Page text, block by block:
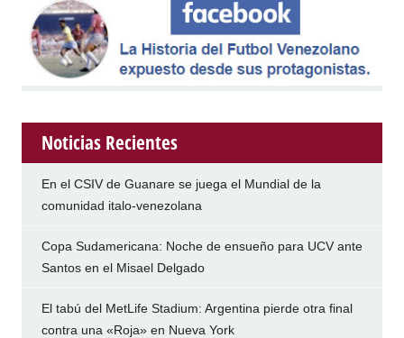
Noticias Recientes
En el CSIV de Guanare se juega el Mundial de la
comunidad italo-venezolana
Copa Sudamericana: Noche de ensueño para UCV ante
Santos en el Misael Delgado
El tabú del MetLife Stadium: Argentina pierde otra final
contra una «Roja» en Nueva York